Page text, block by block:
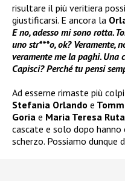
risultare il più veritiera
giustificarsi. E ancora la
E no, adesso mi sono rotta.
uno str***o, ok? Veramente,
veramente me la paghi. Una
Capisci? Perché tu pensi
Ad esserne rimaste più
Stefania Orlando e
Goria e Maria Teresa Ruta
cascate e solo dopo
scherzo. Possiamo dunque